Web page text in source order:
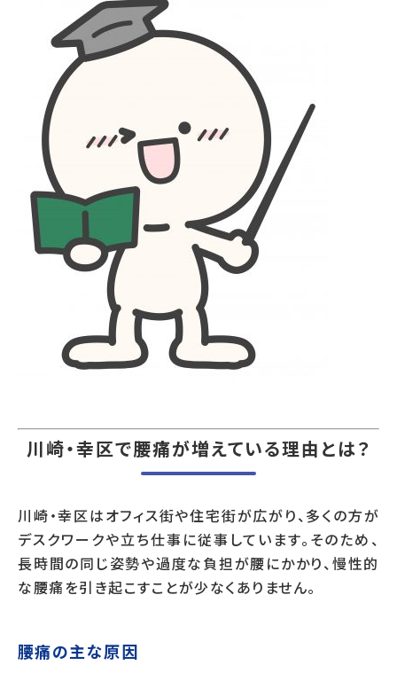
川崎・幸区で腰痛が増えている理由とは？
川崎・幸区はオフィス街や住宅街が広がり、多くの方が
デスクワークや立ち仕事に従事しています。そのため、
長時間の同じ姿勢や過度な負担が腰にかかり、慢性的
な腰痛を引き起こすことが少なくありません。
腰痛の主な原因